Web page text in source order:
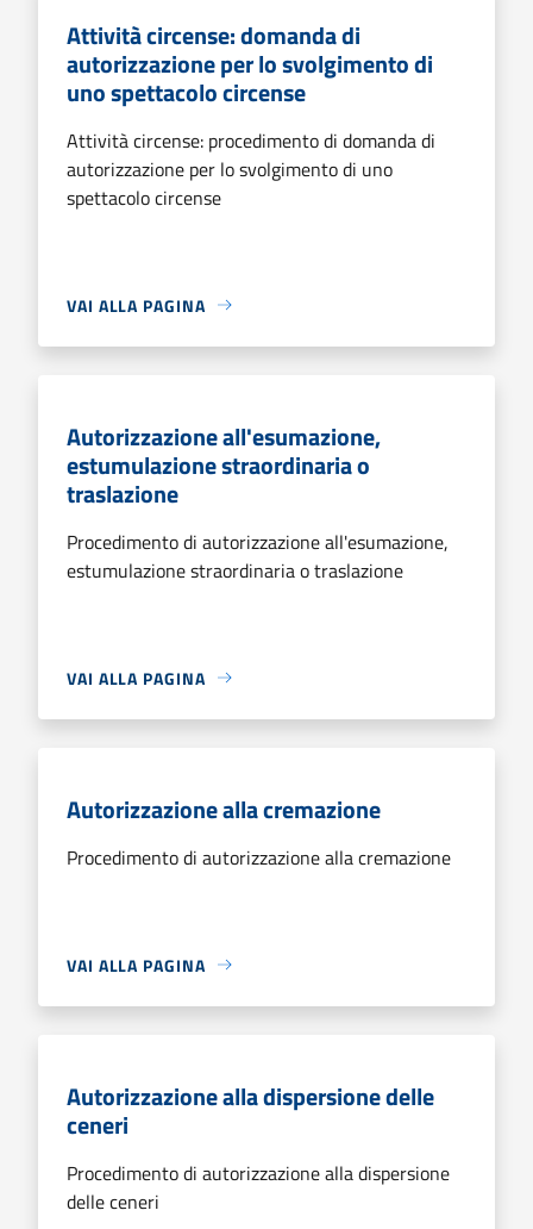
Attività circense: domanda di
autorizzazione per lo svolgimento di
uno spettacolo circense
Attività circense: procedimento di domanda di
autorizzazione per lo svolgimento di uno
spettacolo circense
VAI ALLA PAGINA
Autorizzazione all'esumazione,
estumulazione straordinaria o
traslazione
Procedimento di autorizzazione all'esumazione,
estumulazione straordinaria o traslazione
VAI ALLA PAGINA
Autorizzazione alla cremazione
Procedimento di autorizzazione alla cremazione
VAI ALLA PAGINA
Autorizzazione alla dispersione delle
ceneri
Procedimento di autorizzazione alla dispersione
delle ceneri